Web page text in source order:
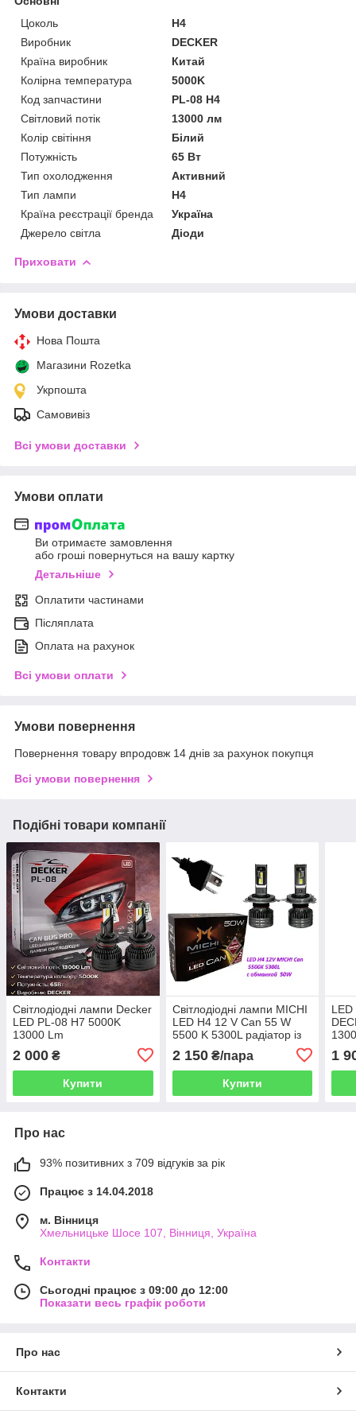
Цоколь
H4
Виробник
DECKER
Країна виробник
Китай
Колірна температура
5000K
Код запчастини
PL-08 H4
Світловий потік
13000 лм
Колір світіння
Білий
Потужність
65 Вт
Тип охолодження
Активний
Тип лампи
H4
Країна реєстрації бренда
Україна
Джерело світла
Діоди
Приховати
Умови доставки
Нова Пошта
Магазини Rozetka
Укрпошта
Самовивіз
Всі умови доставки
Умови оплати
Ви отримаєте замовлення
або гроші повернуться на вашу картку
Детальніше
Оплатити частинами
Післяплата
Оплата на рахунок
Всі умови оплати
Умови повернення
Повернення товару впродовж 14 днів за рахунок покупця
Всі умови повернення
Подібні товари компанії
Світлодіодні лампи Decker
LED PL-08 H7 5000K
13000 Lm
2 000 ₴
Купити
Світлодіодні лампи MICHI
LED H4 12 V Can 55 W
5500 K 5300L радіатор із
2 150₴/пара
Купити
1
Про нас
93% позитивних з 709 відгуків за рік
Працює з 14.04.2018
м. Вінниця
Хмельницьке Шосе 107, Вінниця, Україна
Контакти
Сьогодні працює з 09:00 до 12:00
Показати весь графік роботи
Про нас
Контакти